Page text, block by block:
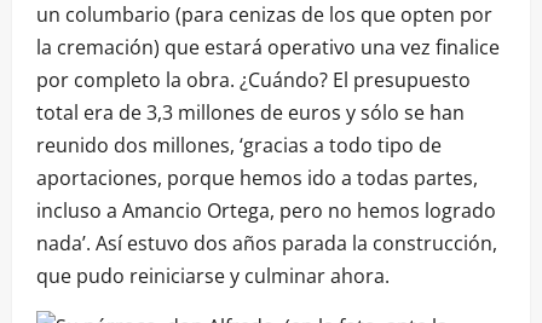
un columbario (para cenizas de los que opten por
la cremación) que estará operativo una vez finalice
por completo la obra. ¿Cuándo? El presupuesto
total era de 3,3 millones de euros y sólo se han
reunido dos millones, ‘gracias a todo tipo de
aportaciones, porque hemos ido a todas partes,
incluso a Amancio Ortega, pero no hemos logrado
nada’. Así estuvo dos años parada la construcción,
que pudo reiniciarse y culminar ahora.